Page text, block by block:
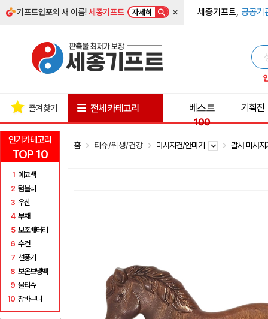
기프트인포의 새 이름!세종기프트 자세히 × 세종기프트, 공공기
인기카테고리
TOP 10
1 에코백
2 텀블러
3 우산
4 부채
5 보조배터리
6 수건
7 선풍기
8 보온보냉백
9 물티슈
10 장바구니
즐겨찾기 전체 카테고리
베스트
100
기획전
홈 티슈/위생/건강 마사지건/안마기 괄사 마사